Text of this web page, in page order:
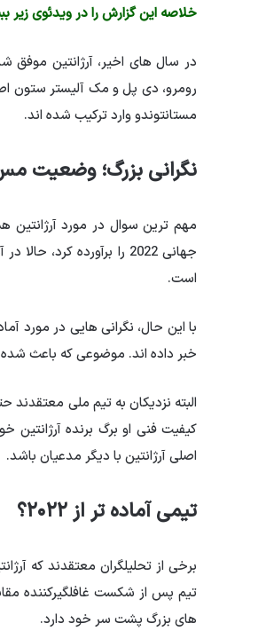
خلاصه این گزارش را در ویدئوی زیر
در سال های اخیر، آرژانتین موفق
رومرو، دی پل و مک آلیستر ستون
مستانتوندو وارد ترکیب شده اند.
نگرانی بزرگ؛ وضعیت
مهم ترین سوال در مورد
جهانی 2022 را
است.
با این حال، نگرانی هایی در
خبر داده اند. موضوعی که باعث شده
البته نزدیکان به تیم ملی
کیفیت فنی او برگ برنده آرژانتین
اصلی آرژانتین با دیگر مدعیان باشد.
تیمی آماده تر از۲۰۲۲؟
تیم پس از شکست غافلگیرکننده
های بزرگ پشت سر خود دارد.